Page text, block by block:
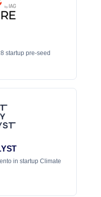
startup pre-seed
in startup Climate